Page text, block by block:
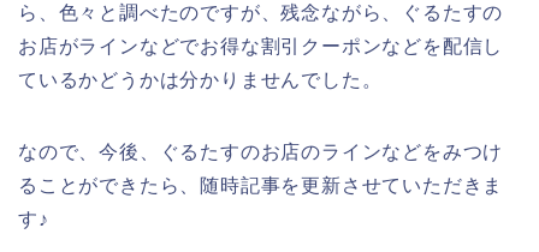
ら、色々と調べたのですが、残念ながら、ぐるたすの
お店がラインなどでお得な割引クーポンなどを配信し
ているかどうかは分かりませんでした。
なので、今後、ぐるたすのお店のラインなどをみつけ
ることができたら、随時記事を更新させていただきま
す♪